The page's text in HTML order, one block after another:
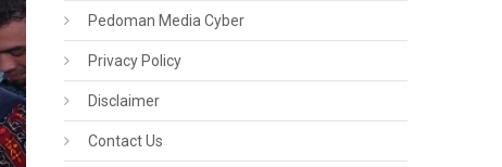
Pedoman Media Cyber
Privacy Policy
Disclaimer
Contact Us